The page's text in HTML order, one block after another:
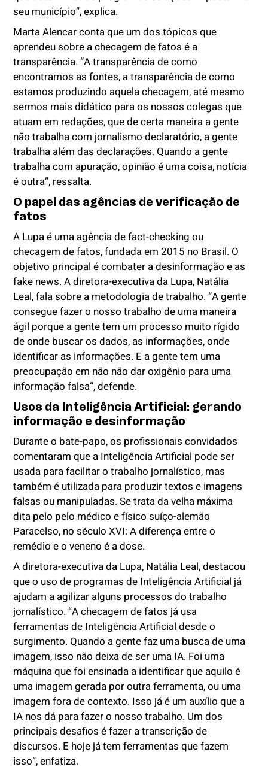
seu município”, explica.
Marta Alencar conta que um dos tópicos que
aprendeu sobre a checagem de fatos é a
transparência. “A transparência de como
encontramos as fontes, a transparência de como
estamos produzindo aquela checagem, até mesmo
sermos mais didático para os nossos colegas que
atuam em redações, que de certa maneira a gente
não trabalha com jornalismo declaratório, a gente
trabalha além das declarações. Quando a gente
trabalha com apuração, opinião é uma coisa, notícia
é outra”, ressalta.
O papel das agências de verificação de
fatos
A Lupa é uma agência de fact-checking ou
checagem de fatos, fundada em 2015 no Brasil. O
objetivo principal é combater a desinformação e as
fake news. A diretora-executiva da Lupa, Natália
Leal, fala sobre a metodologia de trabalho. “A gente
consegue fazer o nosso trabalho de uma maneira
ágil porque a gente tem um processo muito rígido
de onde buscar os dados, as informações, onde
identificar as informações. E a gente tem uma
preocupação em não não dar oxigênio para uma
informação falsa”, defende.
Usos da Inteligência Artificial: gerando
informação e desinformação
Durante o bate-papo, os profissionais convidados
comentaram que a Inteligência Artificial pode ser
usada para facilitar o trabalho jornalístico, mas
também é utilizada para produzir textos e imagens
falsas ou manipuladas. Se trata da velha máxima
dita pelo pelo médico e físico suíço-alemão
Paracelso, no século XVI: A diferença entre o
remédio e o veneno é a dose.
A diretora-executiva da Lupa, Natália Leal, destacou
que o uso de programas de Inteligência Artificial já
ajudam a agilizar alguns processos do trabalho
jornalístico. “A checagem de fatos já usa
ferramentas de Inteligência Artificial desde o
surgimento. Quando a gente faz uma busca de uma
imagem, isso não deixa de ser uma IA. Foi uma
máquina que foi ensinada a identificar que aquilo é
uma imagem gerada por outra ferramenta, ou uma
imagem fora de contexto. Isso já é um auxílio que a
IA nos dá para fazer o nosso trabalho. Um dos
principais desafios é fazer a transcrição de
discursos. E hoje já tem ferramentas que fazem
isso”, enfatiza.